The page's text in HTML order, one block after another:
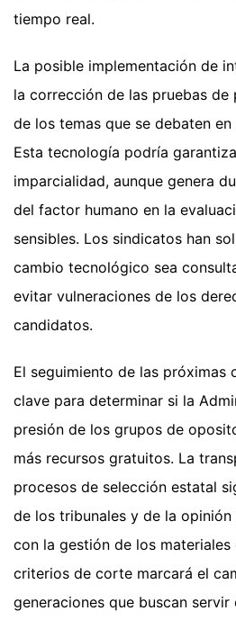
tiempo real.
La posible implementación de
la corrección de las pruebas de
de los temas que se debaten en
Esta tecnología podría
imparcialidad, aunque genera
del factor humano en la
sensibles. Los sindicatos han
cambio tecnológico sea
evitar vulneraciones de los
candidatos.
El seguimiento de las próximas
clave para determinar si la
presión de los grupos de
más recursos gratuitos. La
procesos de selección estatal
de los tribunales y de la
con la gestión de los
criterios de corte marcará el
generaciones que buscan servir